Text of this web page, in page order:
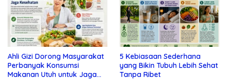
Ahli Gizi Dorong Masyarakat
Perbanyak Konsumsi
Makanan Utuh untuk Jaga
5 Kebiasaan Sederhana
yang Bikin Tubuh Lebih Sehat
Tanpa Ribet